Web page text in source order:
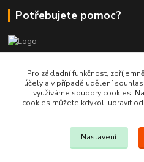
Potřebujete pomoc?
+420 380 830 198
wokas.online@yahoo.cz
Pro základní funkčnost,
účely a v případě udělení
využíváme soubory cookies.
cookies můžete kdykoli upravit
Nastavení